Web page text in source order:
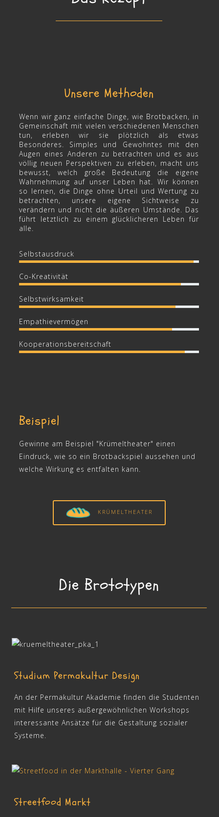
Unsere Methoden
Wenn wir ganz einfache Dinge, wie Brotbacken, in
Gemeinschaft mit vielen verschiedenen Menschen
tun, erleben wir sie plötzlich als etwas
Besonderes. Simples und Gewohntes mit den
Augen eines Anderen zu betrachten und es aus
völlig neuen Perspektiven zu erleben, macht uns
bewusst, welch große Bedeutung die eigene
Wahrnehmung auf unser Leben hat. Wir können
so lernen, die Dinge ohne Urteil und Wertung zu
betrachten, unsere eigene Sichtweise zu
verändern und nicht die äußeren Umstände. Das
führt letztlich zu einem glücklicheren Leben für
alle.
Selbstausdruck
Co-Kreativität
Selbstwirksamkeit
Empathievermögen
Kooperationsbereitschaft
Beispiel
Gewinne am Beispiel "Krümeltheater" einen
Eindruck, wie so ein Brotbackspiel aussehen und
welche Wirkung es entfalten kann.
KRÜMELTHEATER
Die Brototypen
Studium Permakultur Design
An der Permakultur Akademie finden die Studenten
mit Hilfe unseres außergewöhnlichen Workshops
interessante Ansätze für die Gestaltung sozialer
Systeme.
Streetfood Markt